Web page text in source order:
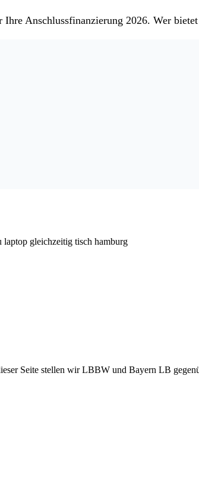
Anschlussfinanzierung 2026. Wer bietet
Seite stellen wir LBBW und Bayern LB